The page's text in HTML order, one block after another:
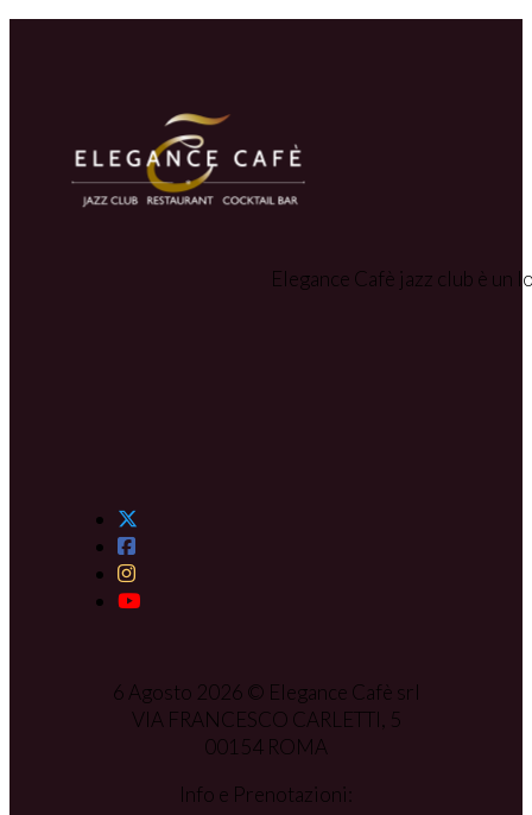
Elegance Cafè jazz club è un
6 Agosto 2026 © Elegance Cafè srl
VIA FRANCESCO CARLETTI, 5
00154 ROMA
Info e Prenotazioni: